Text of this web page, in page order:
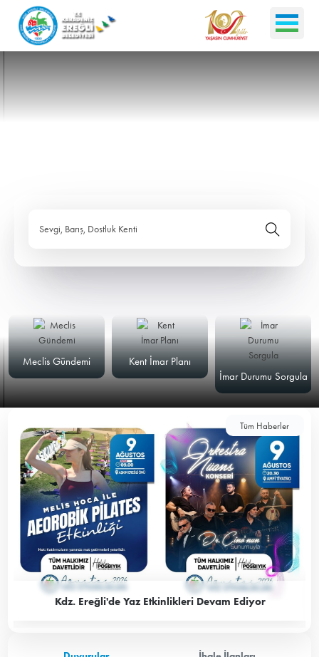
Sevgi, Barış, Dostluk Kenti
Meclis Gündemi
Kent İmar Planı
İmar Durumu Sorgula
Tüm Haberler
Kdz. Ereğli'de Yaz Etkinlikleri Devam Ediyor